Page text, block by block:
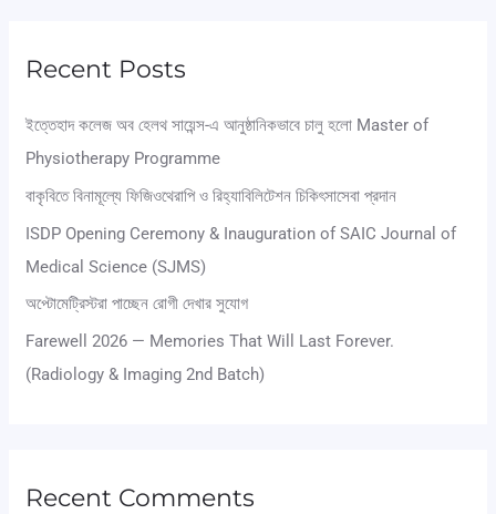
r
h
o
r
:
Recent Posts
ইত্তেহাদ কলেজ অব হেলথ সায়েন্স-এ আনুষ্ঠানিকভাবে চালু হলো Master of
Physiotherapy Programme
বাকৃবিতে বিনামূল্যে ফিজিওথেরাপি ও রিহ্যাবিলিটেশন চিকিৎসাসেবা প্রদান
ISDP Opening Ceremony & Inauguration of SAIC Journal of
Medical Science (SJMS)
অপ্টোমেট্রিস্টরা পাচ্ছেন রোগী দেখার সুযোগ
Farewell 2026 — Memories That Will Last Forever.
(Radiology & Imaging 2nd Batch)
Recent Comments